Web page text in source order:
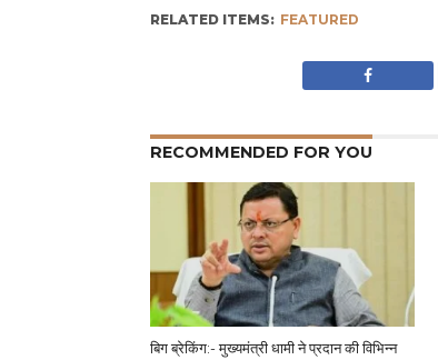
RELATED ITEMS: FEATURED
RECOMMENDED FOR YOU
बिग ब्रेकिंग:- मुख्यमंत्री धामी ने प्रदान की विभिन्न